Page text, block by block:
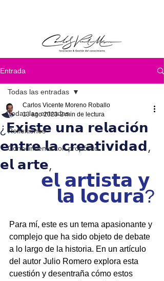
Entrada
Todas las entradas
Reflexiones
Conocimiento con propósito
Todas las entradas
¿𝗘𝘅𝗶𝘀𝘁𝗲 𝘂𝗻𝗮 𝗿𝗲𝗹𝗮𝗰𝗶𝗼́𝗻
𝗲𝗻𝘁𝗿𝗲 𝗹𝗮 𝗰𝗿𝗲𝗮𝘁𝗶𝘃𝗶𝗱𝗮𝗱,
𝗲𝗹 𝗮𝗿𝘁𝗲,
Carlos Vicente Moreno Roballo
13 ago 2023 2 min de lectura
𝗲𝗹 𝗮𝗿𝘁𝗶𝘀𝘁𝗮 𝘆
𝗹𝗮 𝗹𝗼𝗰𝘂𝗿𝗮?
Para mí, este es un tema apasionante y
complejo que ha sido objeto de debate
a lo largo de la historia. En un artículo
del autor Julio Romero explora esta
cuestión y desentraña cómo estos